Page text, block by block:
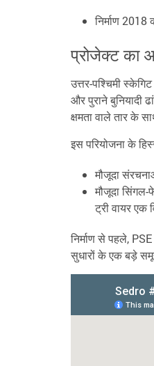
निर्माण
प्रोजेक्ट का
उत्तर-पश्चिमी
और पुराने
क्षमता वाले तार के
इस परियोजना के
मौजूदा
मौजूदा
ट्री वायर
निर्माण से पहले,
सुधारों के एक बड़े